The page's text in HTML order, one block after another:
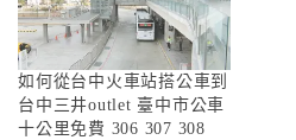
如何從台中火車站搭公車到
台中三井outlet 臺中市公車
十公里免費 306 307 308